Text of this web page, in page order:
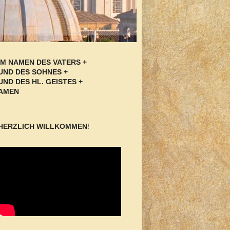
NAMEN DES VATERS +
DES SOHNES +
DES HL. GEISTES +
WILLKOMMEN!